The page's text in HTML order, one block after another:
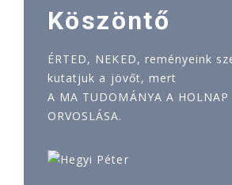
Köszöntő
ÉRTED, NEKED, reményeink
kutatjuk a jövőt, mert
A MA TUDOMÁNYA A HOLNAP
ORVOSLÁSA.